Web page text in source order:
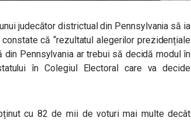
judecător districtual din Pennsylvania să ia
că “rezultatul alegerilor prezidențiale
din Pennsylvania ar trebui să decidă modul în
în Colegiul Electoral care va decide
cu 82 de mii de voturi mai multe decât